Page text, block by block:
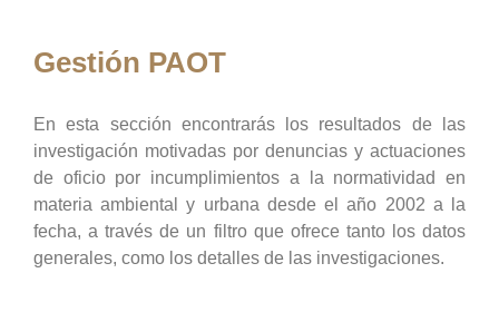
Gestión PAOT
En esta sección encontrarás los resultados de las
investigación motivadas por denuncias y actuaciones
de oficio por incumplimientos a la normatividad en
materia ambiental y urbana desde el año 2002 a la
fecha, a través de un filtro que ofrece tanto los datos
generales, como los detalles de las investigaciones.